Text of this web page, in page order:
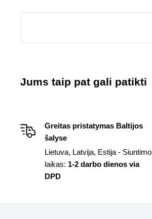
Jums taip pat gali patikti
Greitas pristatymas Baltijos
šalyse
Lietuva, Latvija, Estija - Siuntimo
laikas: 1-2 darbo dienos via
DPD